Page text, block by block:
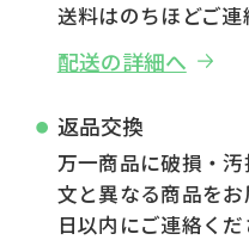
送料はのちほどご連
配送の詳細へ
返品交換
万一商品に破損・
文と異なる商品を
日以内にご連絡くだ